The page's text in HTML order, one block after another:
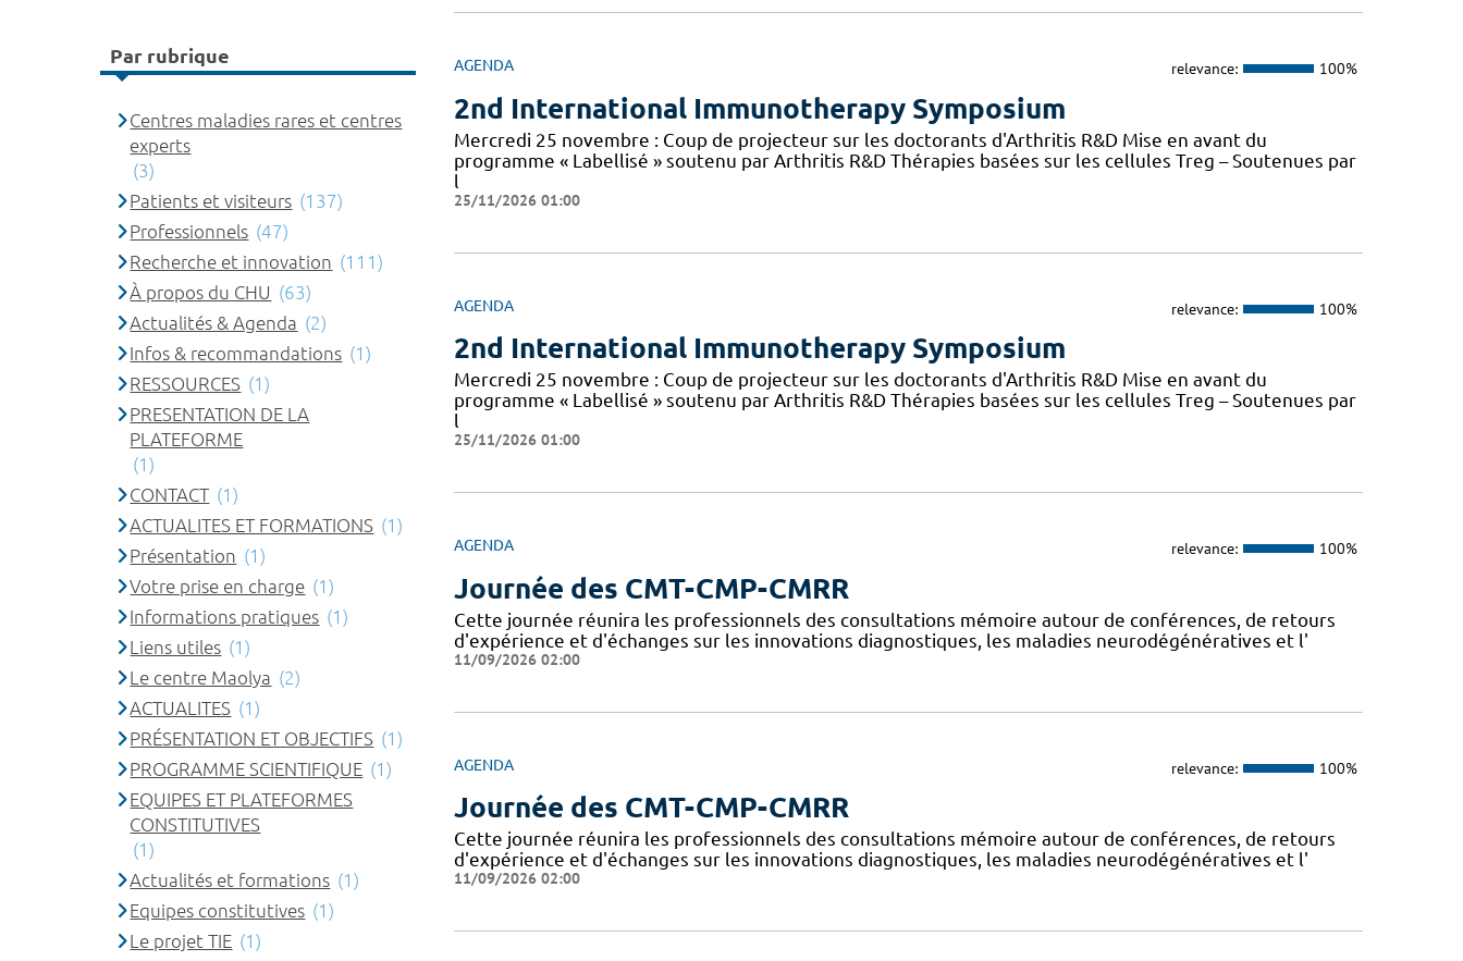
AGENDA relevance: 100%
2nd International Immunotherapy Symposium
Mercredi 25 novembre : Coup de projecteur sur les doctorants d'Arthritis R&D Mise en avant du
programme « Labellisé » soutenu par Arthritis R&D Thérapies basées sur les cellules Treg – Soutenues par
l
25/11/2026 01:00
AGENDA relevance: 100%
2nd International Immunotherapy Symposium
Mercredi 25 novembre : Coup de projecteur sur les doctorants d'Arthritis R&D Mise en avant du
programme « Labellisé » soutenu par Arthritis R&D Thérapies basées sur les cellules Treg – Soutenues par
l
25/11/2026 01:00
AGENDA relevance: 100%
Journée des CMT-CMP-CMRR
Cette journée réunira les professionnels des consultations mémoire autour de conférences, de retours
d'expérience et d'échanges sur les innovations diagnostiques, les maladies neurodégénératives et l'
11/09/2026 02:00
AGENDA relevance: 100%
Journée des CMT-CMP-CMRR
Cette journée réunira les professionnels des consultations mémoire autour de conférences, de retours
d'expérience et d'échanges sur les innovations diagnostiques, les maladies neurodégénératives et l'
11/09/2026 02:00
Par rubrique
Centres maladies rares et centres
experts
(3)
Patients et visiteurs (137)
Professionnels (47)
Recherche et innovation (111)
À propos du CHU (63)
Actualités & Agenda (2)
Infos & recommandations (1)
RESSOURCES (1)
PRESENTATION DE LA
PLATEFORME
(1)
CONTACT (1)
ACTUALITES ET FORMATIONS (1)
Présentation (1)
Votre prise en charge (1)
Informations pratiques (1)
Liens utiles (1)
Le centre Maolya (2)
ACTUALITES (1)
PRÉSENTATION ET OBJECTIFS (1)
PROGRAMME SCIENTIFIQUE (1)
EQUIPES ET PLATEFORMES
CONSTITUTIVES
(1)
Actualités et formations (1)
Equipes constitutives (1)
Le projet TIE (1)